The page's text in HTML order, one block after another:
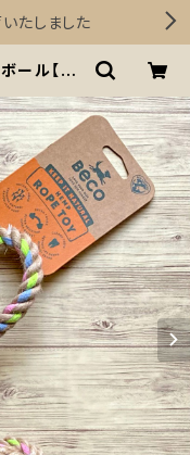
たしました
ール【La